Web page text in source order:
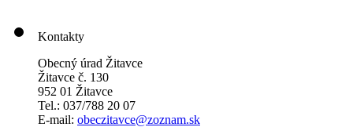
Kontakty
Obecný úrad Žitavce
Žitavce č. 130
952 01 Žitavce
Tel.: 037/788 20 07
E-mail: obeczitavce@zoznam.sk